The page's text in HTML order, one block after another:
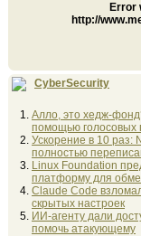
Error
http://
CyberSecurity
Алло, это хедж-
помощью голосовых
Ускорение в 10 раз:
полностью
Linux Foundation
платформу для
Claude Code
скрытых настроек
ИИ-агенту дали
помочь атакующему